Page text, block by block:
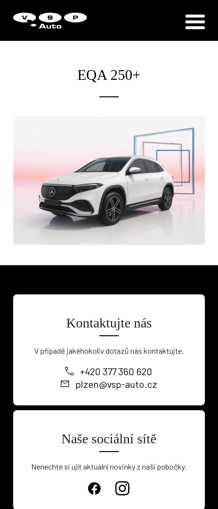
EQA 250+
Kontaktujte nás
V případě jakéhokoliv dotazů nás kontaktujte.
+420 377 360 620
plzen@vsp-auto.cz
Naše sociální sítě
Nenechte si ujít aktuální novinky z naší pobočky.
Zákaznická podpora
Vítejte u VSP Auto s.r.o.